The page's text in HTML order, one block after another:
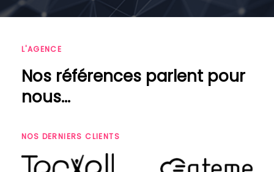
L'AGENCE
Nos références parlent pour
nous...
NOS DERNIERS CLIENTS